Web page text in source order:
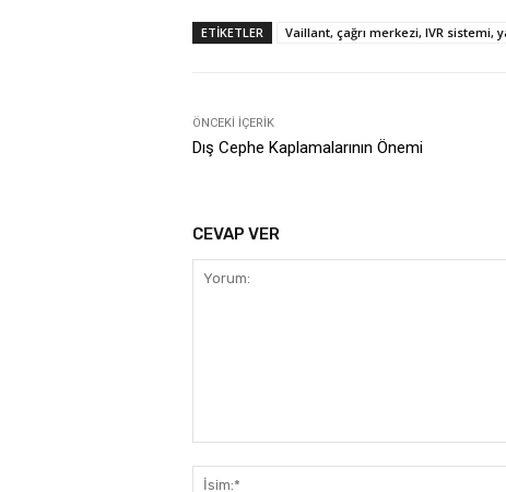
ETIKETLER Vaillant, çağrı merkezi, IVR sistemi,
ÖNCEKI İÇERIK
Dış Cephe Kaplamalarının Önemi
CEVAP VER